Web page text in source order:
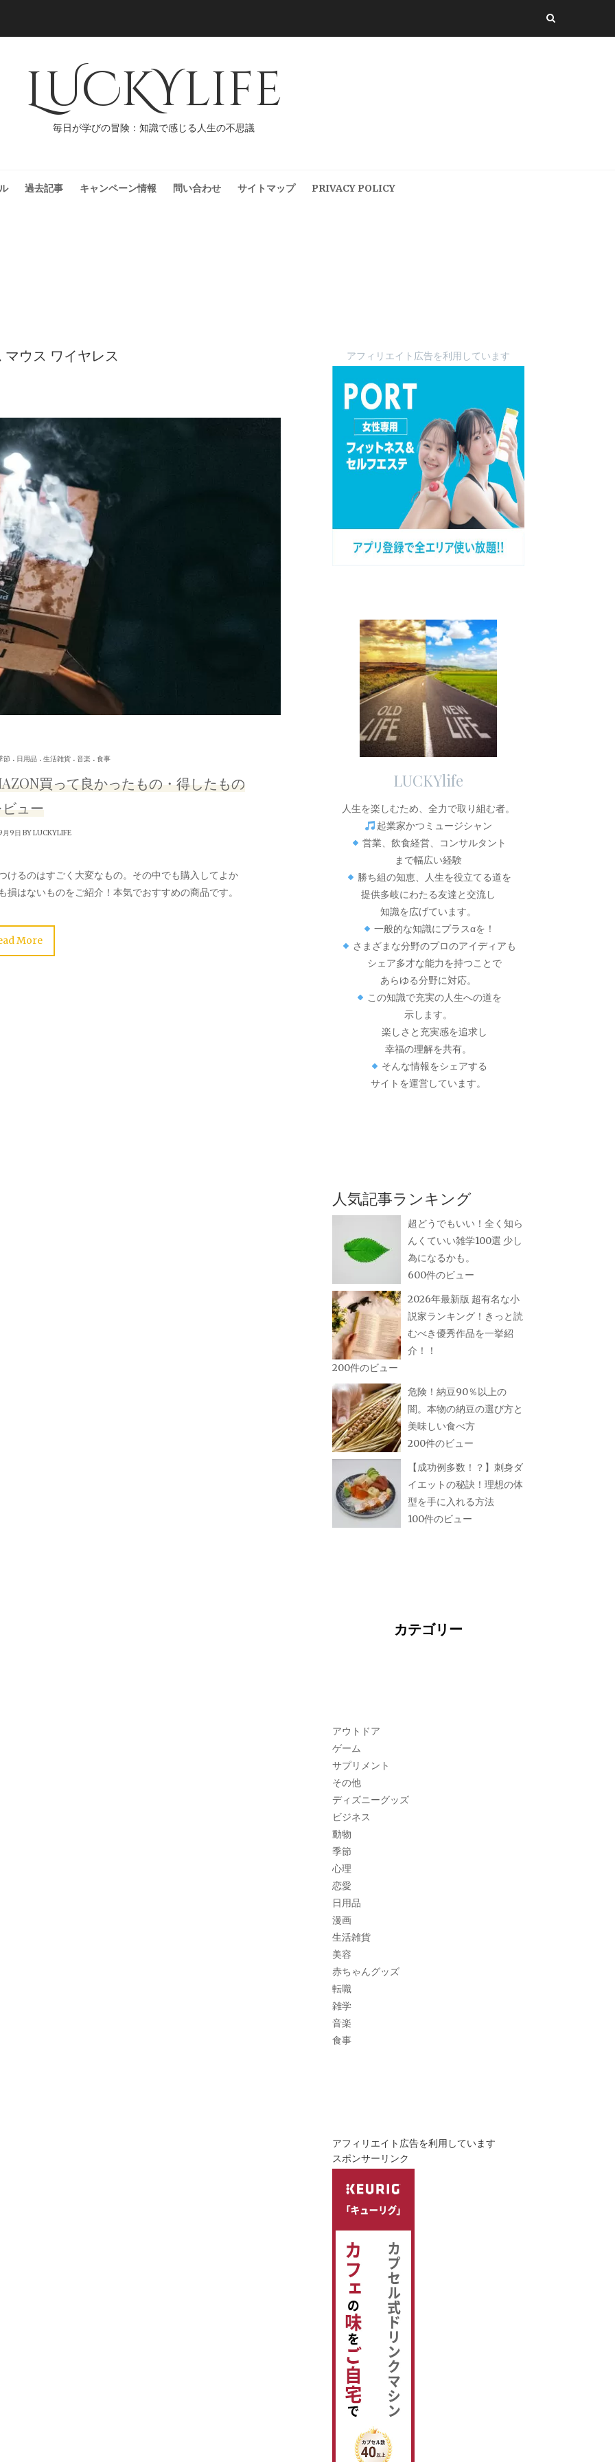
LUCKYlife
毎日が学びの冒険：知識で感じる人生の不思議
過去記事 キャンペーン情報 問い合わせ サイトマップ PRIVACY POLICY
マウス ワイヤレス
節 . 日用品 . 生活雑貨 . 音楽 . 食事
買って良かったもの・得したもの
ュー
9日 BYLUCKYLIFE
けるのはすごく大変なもの。その中でも購入してよか
はないものをご紹介！本気でおすすめの商品です。
More
アフィリエイト広告を利用しています
LUCKYlife
人生を楽しむため、全力で取り組む者。
起業家かつミュージシャン
営業、飲食経営、コンサルタント
まで幅広い経験
勝ち組の知恵、人生を役立てる道を
提供多岐にわたる友達と交流し
知識を広げています。
一般的な知識にプラスαを！
さまざまな分野のプロのアイディアも
シェア多才な能力を持つことで
あらゆる分野に対応。
この知識で充実の人生への道を
示します。
楽しさと充実感を追求し
幸福の理解を共有。
そんな情報をシェアする
サイトを運営しています。
人気記事ランキング
超どうでもいい！全く知ら
んくていい雑学100選 少し
為になるかも。
600件のビュー
2026年最新版 超有名な小
説家ランキング！きっと読
むべき優秀作品を一挙紹
介！！
200件のビュー
危険！納豆90％以上の
闇。本物の納豆の選び方と
美味しい食べ方
200件のビュー
【成功例多数！？】刺身ダ
イエットの秘訣！理想の体
型を手に入れる方法
100件のビュー
カテゴリー
アウトドア
ゲーム
サプリメント
その他
ディズニーグッズ
ビジネス
動物
季節
心理
恋愛
日用品
漫画
生活雑貨
美容
赤ちゃんグッズ
転職
雑学
音楽
食事
アフィリエイト広告を利用しています
スポンサーリンク